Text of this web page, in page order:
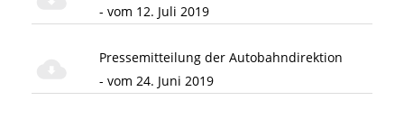
- vom 12. Juli 2019
Pressemitteilung der Autobahndirektion
- vom 24. Juni 2019